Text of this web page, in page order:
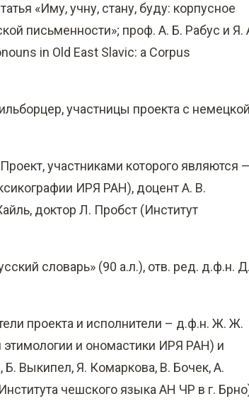
«Иму, учну, стану, буду: корпусное
письменности»; проф. А. Б. Рабус и Я.
in Old East Slavic: a Corpus
участницы проекта с
участниками которого являются
ИРЯ РАН), доцент А. В.
доктор Л. Пробст (Институт
словарь» (90 а.л.), отв. ред. д.ф.н.
проекта и исполнители – д.ф.н. Ж. Ж.
и ономастики ИРЯ РАН) и
Б. Выкипел, Я. Комаркова, В. Бочек, А.
чешского языка АН ЧР в г.